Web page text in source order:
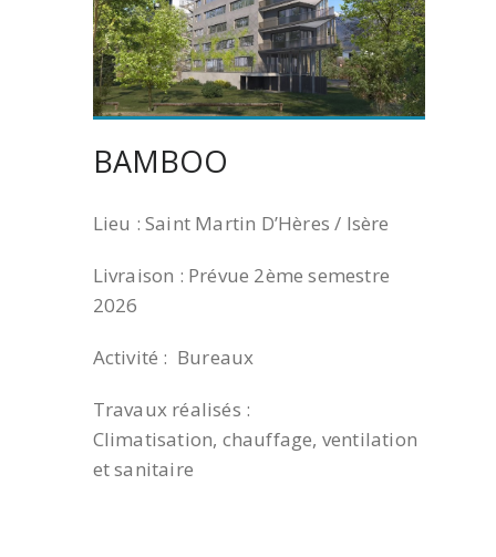
BAMBOO
Lieu : Saint Martin D’Hères / Isère
Livraison : Prévue 2ème semestre
2026
Activité : Bureaux
Travaux réalisés :
Climatisation, chauffage, ventilation
et sanitaire